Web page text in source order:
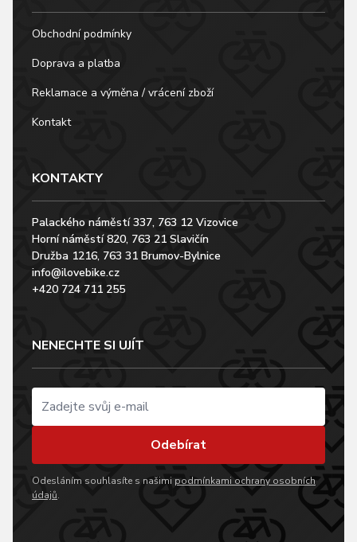
Obchodní podmínky
Doprava a platba
Reklamace a výměna / vrácení zboží
Kontakt
KONTAKTY
Palackého náměstí 337, 763 12 Vizovice
Horní náměstí 820, 763 21 Slavičín
Družba 1216, 763 31 Brumov-Bylnice
info@ilovebike.cz
+420 724 711 255
NENECHTE SI UJÍT
Odebírat
Odesláním souhlasíte s našimi podmínkami ochrany osobních
údajů.